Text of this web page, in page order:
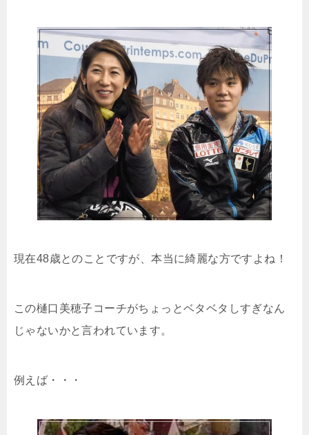
現在48歳とのことですが、本当に綺麗な方ですよね！
この樋口美穂子コーチがちょっとベタベタしすぎなん
じゃないかと言われています。
例えば・・・